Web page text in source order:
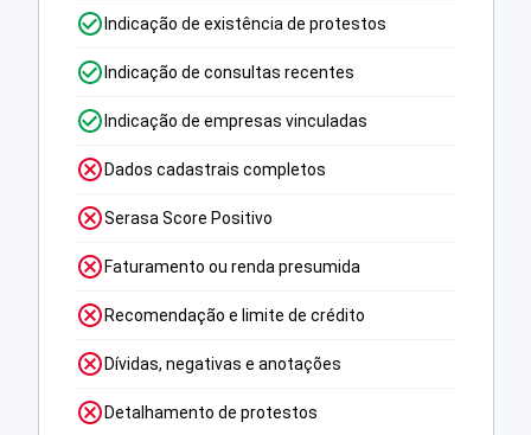
Indicação de existência de protestos
Indicação de consultas recentes
Indicação de empresas vinculadas
Dados cadastrais completos
Serasa Score Positivo
Faturamento ou renda presumida
Recomendação e limite de crédito
Dívidas, negativas e anotações
Detalhamento de protestos